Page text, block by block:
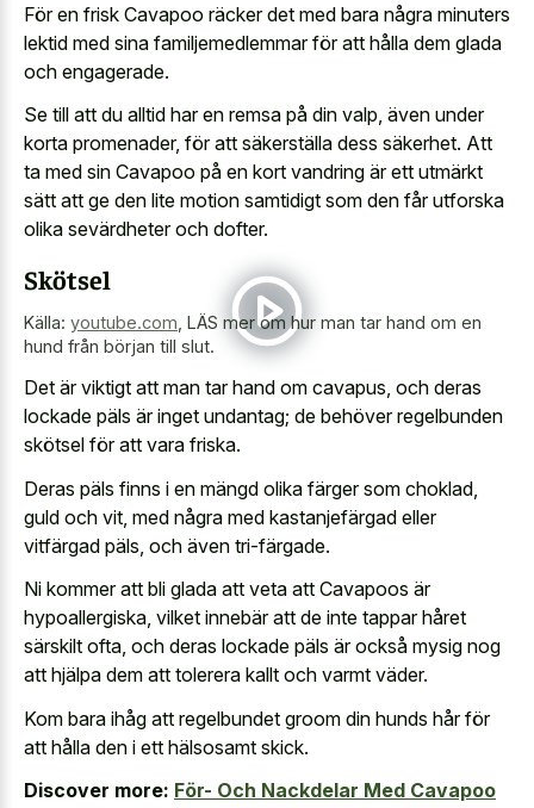
För en frisk Cavapoo räcker det med bara några minuters
lektid med sina familjemedlemmar för att hålla dem glada
och engagerade.
Se till att du alltid har en remsa på din valp, även under
korta promenader, för att säkerställa dess säkerhet. Att
ta med sin Cavapoo på en kort vandring är ett utmärkt
sätt att ge den lite motion samtidigt som den får utforska
olika sevärdheter och dofter.
Skötsel
Källa: youtube.com LÄS mer om hur man tar hand om en
hund från början till slut.
Det är viktigt att man tar hand om cavapus, och deras
lockade päls är inget undantag; de behöver regelbunden
skötsel för att vara friska.
Deras päls finns i en mängd olika färger som choklad,
guld och vit, med några med kastanjefärgad eller
vitfärgad päls, och även tri-färgade.
Ni kommer att bli glada att veta att Cavapoos är
hypoallergiska, vilket innebär att de inte tappar håret
särskilt ofta, och deras lockade päls är också mysig nog
att hjälpa dem att tolerera kallt och varmt väder.
Kom bara ihåg att regelbundet groom din hunds hår för
att hålla den i ett hälsosamt skick.
Discover more: För- Och Nackdelar Med Cavapoo